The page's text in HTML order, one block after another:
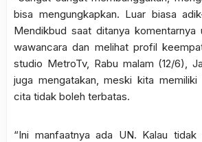
bisa mengungkapkan. Luar biasa
Mendikbud saat ditanya komentarnya
wawancara dan melihat profil
studio MetroTv, Rabu malam (12/6),
juga mengatakan, meski kita
cita tidak boleh terbatas.
“Ini manfaatnya ada UN. Kalau